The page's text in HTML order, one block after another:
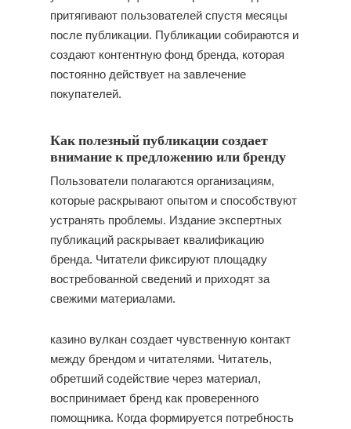
притягивают пользователей спустя месяцы
после публикации. Публикации собираются и
создают контентную фонд бренда, которая
постоянно действует на завлечение
покупателей.
Как полезный публикации создает
внимание к предложению или бренду
Пользователи полагаются организациям,
которые раскрывают опытом и способствуют
устранять проблемы. Издание экспертных
публикаций раскрывает квалификацию
бренда. Читатели фиксируют площадку
востребованной сведений и приходят за
свежими материалами.
казино вулкан создает чувственную контакт
между брендом и читателями. Читатель,
обретший содействие через материал,
воспринимает бренд как проверенного
помощника. Когда формируется потребность